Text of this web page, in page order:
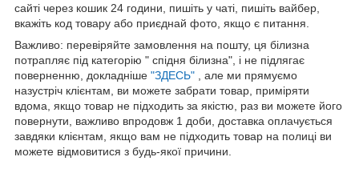
сайті через кошик 24 години, пишіть у чаті, пишіть вайбер,
вкажіть код товару або приєднай фото, якщо є питання.
Важливо: перевіряйте замовлення на пошту, ця білизна
потрапляє під категорію " спідня білизна", і не підлягає
поверненню, докладніше "ЗДЕСЬ" , але ми прямуємо
назустріч клієнтам, ви можете забрати товар, приміряти
вдома, якщо товар не підходить за якістю, раз ви можете його
повернути, важливо впродовж 1 доби, доставка оплачується
завдяки клієнтам, якщо вам не підходить товар на полиці ви
можете відмовитися з будь-якої причини.